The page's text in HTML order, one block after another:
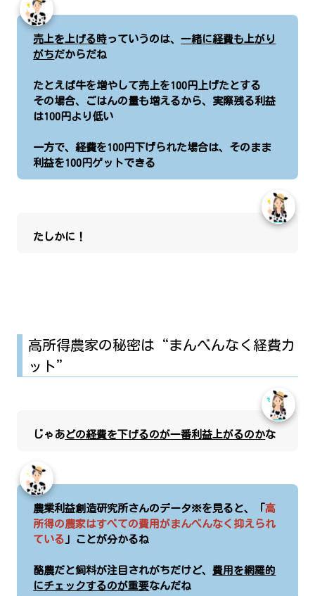
売上を上げる時っていうのは、一緒に経費も上がり
がちだからだね
たとえば牛を増やして売上を100円上げたとする
その場合、ごはんの量も増えるから、実際残る利益
は100円より低い
一方で、経費を100円下げられた場合は、そのまま
利益を100円ゲットできる
たしかに！
高所得農家の秘密は“まんべんなく経費カ
ット”
じゃあどの経費を下げるのが一番利益上がるのかな
農業利益創造研究所さんのデータ※を見ると、「高
所得の農家はすべての費用がまんべんなく抑えられ
ている 」ことが分かるね
酪農だと飼料が注目されがちだけど、費用を網羅的
にチェックするのが重要なんだね